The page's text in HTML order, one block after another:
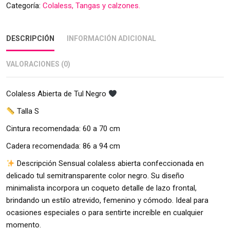
Categoría: Colaless, Tangas y calzones.
DESCRIPCIÓN INFORMACIÓN ADICIONAL
VALORACIONES (0)
Colaless Abierta de Tul Negro
Talla S
Cintura recomendada: 60 a 70 cm
Cadera recomendada: 86 a 94 cm
Descripción Sensual colaless abierta confeccionada en
delicado tul semitransparente color negro. Su diseño
minimalista incorpora un coqueto detalle de lazo frontal,
brindando un estilo atrevido, femenino y cómodo. Ideal para
ocasiones especiales o para sentirte increíble en cualquier
momento.